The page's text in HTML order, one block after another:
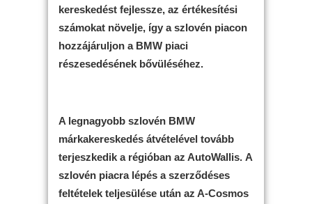
kereskedést fejlessze, az értékesítési
számokat növelje, így a szlovén piacon
hozzájáruljon a BMW piaci
részesedésének bővüléséhez.
A legnagyobb szlovén BMW
márkakereskedés átvételével tovább
terjeszkedik a régióban az AutoWallis. A
szlovén piacra lépés a szerződéses
feltételek teljesülése után az A-Cosmos